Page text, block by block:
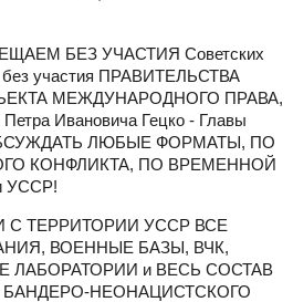
БЕЗ УЧАСТИЯ Советских
без участия ПРАВИТЕЛЬСТВА
МЕЖДУНАРОДНОГО ПРАВА,
Ивановича Гецко - Главы
ЛЮБЫЕ ФОРМАТЫ, ПО
КОНФЛИКТА, ПО ВРЕМЕННОЙ
УССР!
ТЕРРИТОРИИ УССР ВСЕ
ВОЕННЫЕ БАЗЫ, ВЧК,
ЛАБОРАТОРИИ и ВЕСЬ СОСТАВ
НЕОНАЦИСТСКОГО